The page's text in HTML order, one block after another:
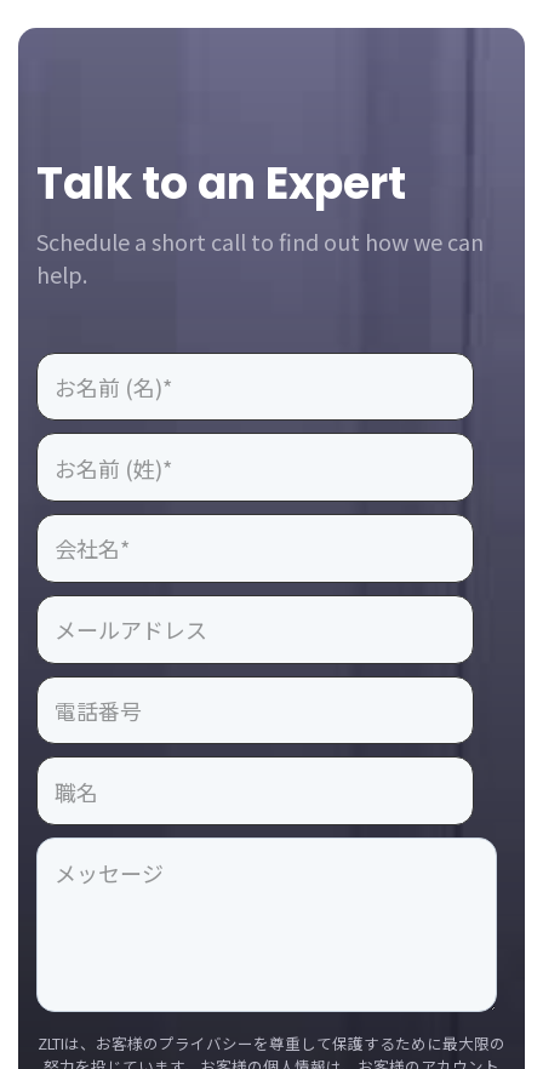
Footer
Talk to an Expert
Schedule a short call to find out how we can
help.
ZLTIは、お客様のプライバシーを尊重して保護するために最大限の